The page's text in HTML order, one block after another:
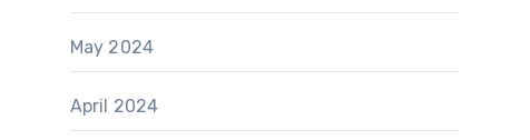
May 2024
April 2024